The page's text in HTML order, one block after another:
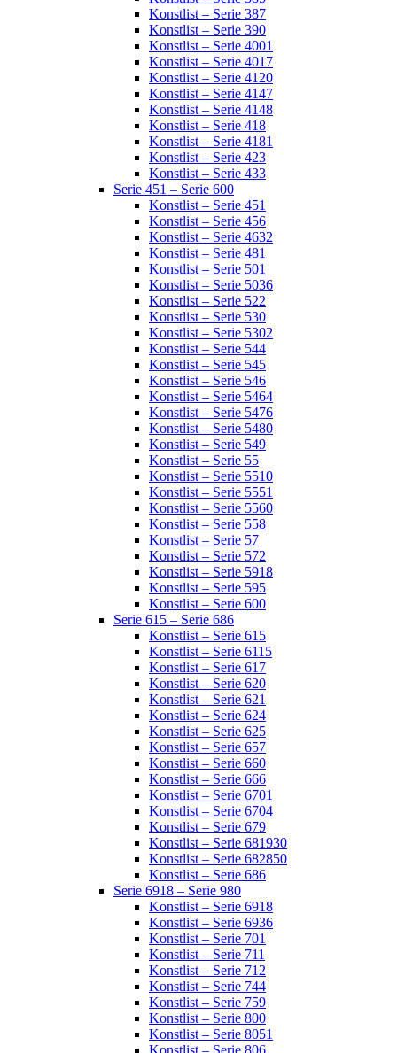
Konstlist – Serie 387
Konstlist – Serie 390
Konstlist – Serie 4001
Konstlist – Serie 4017
Konstlist – Serie 4120
Konstlist – Serie 4147
Konstlist – Serie 4148
Konstlist – Serie 418
Konstlist – Serie 4181
Konstlist – Serie 423
Konstlist – Serie 433
Serie 451 – Serie 600
Konstlist – Serie 451
Konstlist – Serie 456
Konstlist – Serie 4632
Konstlist – Serie 481
Konstlist – Serie 501
Konstlist – Serie 5036
Konstlist – Serie 522
Konstlist – Serie 530
Konstlist – Serie 5302
Konstlist – Serie 544
Konstlist – Serie 545
Konstlist – Serie 546
Konstlist – Serie 5464
Konstlist – Serie 5476
Konstlist – Serie 5480
Konstlist – Serie 549
Konstlist – Serie 55
Konstlist – Serie 5510
Konstlist – Serie 5551
Konstlist – Serie 5560
Konstlist – Serie 558
Konstlist – Serie 57
Konstlist – Serie 572
Konstlist – Serie 5918
Konstlist – Serie 595
Konstlist – Serie 600
Serie 615 – Serie 686
Konstlist – Serie 615
Konstlist – Serie 6115
Konstlist – Serie 617
Konstlist – Serie 620
Konstlist – Serie 621
Konstlist – Serie 624
Konstlist – Serie 625
Konstlist – Serie 657
Konstlist – Serie 660
Konstlist – Serie 666
Konstlist – Serie 6701
Konstlist – Serie 6704
Konstlist – Serie 679
Konstlist – Serie 681930
Konstlist – Serie 682850
Konstlist – Serie 686
Serie 6918 – Serie 980
Konstlist – Serie 6918
Konstlist – Serie 6936
Konstlist – Serie 701
Konstlist – Serie 711
Konstlist – Serie 712
Konstlist – Serie 744
Konstlist – Serie 759
Konstlist – Serie 800
Konstlist – Serie 8051
Konstlist – Serie 806